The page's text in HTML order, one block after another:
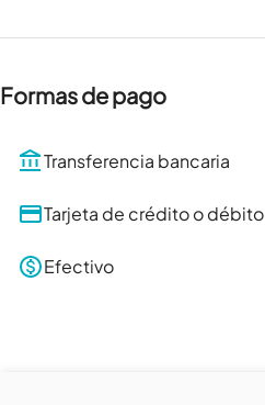
Formas de pago
Transferencia bancaria
Tarjeta de crédito o débito
Efectivo